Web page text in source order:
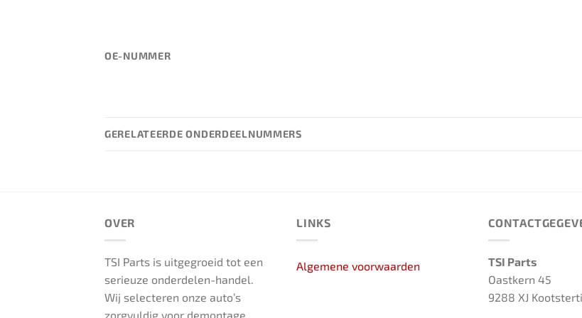
OE-NUMMER
GERELATEERDE ONDERDEELNUMMERS
OVER
TSI Parts is uitgegroeid tot een
serieuze onderdelen-handel.
Wij selecteren onze auto’s
zorgvuldig voor demontage
LINKS
Algemene voorwaarden
TSI Parts
Oastkern 45
9288 XJ